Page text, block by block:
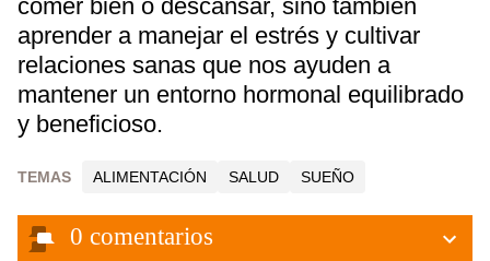
comer bien o descansar, sino también
aprender a manejar el estrés y cultivar
relaciones sanas que nos ayuden a
mantener un entorno hormonal equilibrado
y beneficioso.
TEMAS ALIMENTACIÓN SALUD SUEÑO
0 comentarios